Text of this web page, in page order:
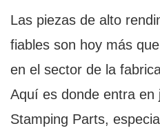
Las piezas de alto
fiables son hoy más
en el sector de la
Aquí es donde entra en
Stamping Parts,